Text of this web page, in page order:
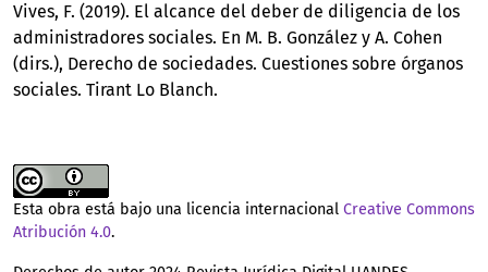
Vives, F. (2019). El alcance del deber de diligencia de los
administradores sociales. En M. B. González y A. Cohen
(dirs.), Derecho de sociedades. Cuestiones sobre órganos
sociales. Tirant Lo Blanch.
Esta obra está bajo una licencia internacional Creative Commons
Atribución 4.0.